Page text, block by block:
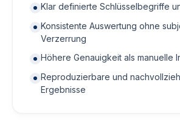
Klar definierte Schlüsselbegriffe
Konsistente Auswertung ohne
Verzerrung
Höhere Genauigkeit als manuelle
Reproduzierbare und
Ergebnisse